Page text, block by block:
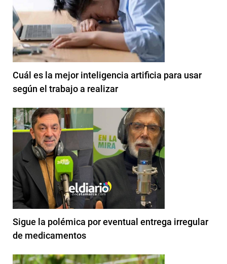
Cuál es la mejor inteligencia artificia para usar
según el trabajo a realizar
Sigue la polémica por eventual entrega irregular
de medicamentos